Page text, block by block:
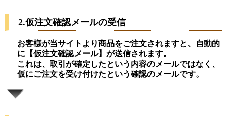
2.仮注文確認メールの受信
お客様が当サイトより商品をご注文されますと、自動的
に【仮注文確認メール】が送信されます。
これは、取引が確定したという内容のメールではなく、
仮にご注文を受け付けたという確認のメールです。